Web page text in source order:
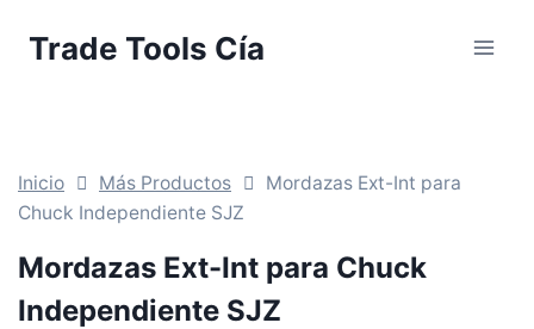
Trade Tools Cía
Inicio Más Productos
Mordazas Ext-Int para
Chuck Independiente SJZ
Mordazas Ext-Int para Chuck
Independiente SJZ